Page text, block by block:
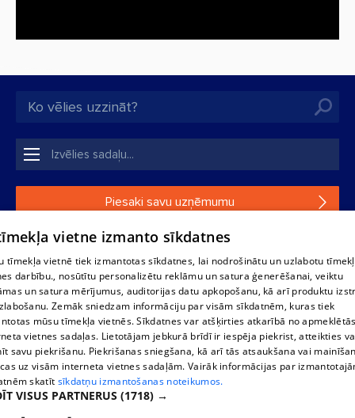
Piesaki savu uzņēmumu
Ja tavs uzņēmums nav mūsu datubāzē, aizpildi vienkāršu
1188 datu bāzes, tās daļas vai datu bāzē iekļautās informācijas,
vai informācijas daļas pavairošana vai izplatīšana jebkādā formā
stingri aizliegta. Tāpat arī ir aizliegta lejupielāde automātiskā
režīmā. Jebkura 1188 web lapā publicētā materiāla
pārpublicēšana ir kategoriski aizliegta bez 1188 web lapas
redakcijas atļaujas.
vietne izmanto sīkdatnes
tīmekļa vietnē tiek izmantotas sīkdatnes, lai nodrošinātu un uzlabotu
darbību., nosūtītu personalizētu reklāmu un satura ģenerēšanai, veiktu
un satura mērījumus, auditorijas datu apkopošanu, kā arī produktu
Zemāk sniedzam informāciju par visām sīkdatnēm, kuras tiek
mūsu tīmekļa vietnēs. Sīkdatnes var atšķirties atkarībā no
vietnes sadaļas. Lietotājam jebkurā brīdī ir iespēja piekrist, atteikties
savu piekrišanu. Piekrišanas sniegšana, kā arī tās atsaukšana vai
uz visām interneta vietnes sadaļām. Vairāk informācijas par
skatīt sīkdatņu izmantošanas noteikumos.
VISUS PARTNERUS (1718) →